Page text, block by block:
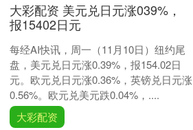
大彩配资 美元兑日元涨039%，
报15402日元
每经AI快讯，周一（11月10日）纽约尾
盘，美元兑日元涨0.39%，报154.02日
元。欧元兑日元涨0.36%，英镑兑日元涨
0.56%。欧元兑美元跌0.04%，....
大彩配资